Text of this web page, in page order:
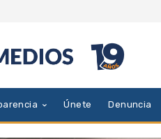
Únete Denuncia